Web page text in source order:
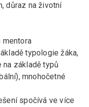
důraz na životní
mentora
typologie žáka,
základě typů
mnohočetné
spočívá ve více